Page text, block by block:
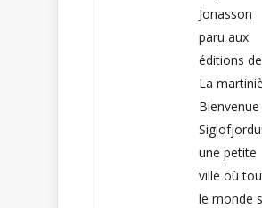
Jonasson
paru aux
éditions de
La
Bienvenue
une petite
ville où
le monde